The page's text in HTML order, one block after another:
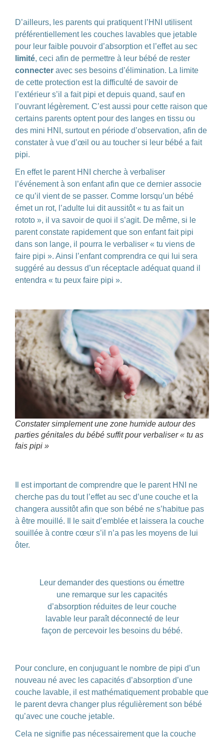
D’ailleurs, les parents qui pratiquent l’HNI utilisent
préférentiellement les couches lavables que jetable
pour leur faible pouvoir d’absorption et l’effet au sec
limité, ceci afin de permettre à leur bébé de rester
connecter avec ses besoins d’élimination. La limite
de cette protection est la difficulté de savoir de
l’extérieur s’il a fait pipi et depuis quand, sauf en
l’ouvrant légèrement. C’est aussi pour cette raison que
certains parents optent pour des langes en tissu ou
des mini HNI, surtout en période d’observation, afin de
constater à vue d’œil ou au toucher si leur bébé a fait
pipi.
En effet le parent HNI cherche à verbaliser
l’événement à son enfant afin que ce dernier associe
ce qu’il vient de se passer. Comme lorsqu’un bébé
émet un rot, l’adulte lui dit aussitôt « tu as fait un
rototo », il va savoir de quoi il s’agit. De même, si le
parent constate rapidement que son enfant fait pipi
dans son lange, il pourra le verbaliser « tu viens de
faire pipi ». Ainsi l’enfant comprendra ce qui lui sera
suggéré au dessus d’un réceptacle adéquat quand il
entendra « tu peux faire pipi ».
Constater simplement une zone humide autour des
parties génitales du bébé suffit pour verbaliser « tu as
fais pipi »
Il est important de comprendre que le parent HNI ne
cherche pas du tout l’effet au sec d’une couche et la
changera aussitôt afin que son bébé ne s’habitue pas
à être mouillé. Il le sait d’emblée et laissera la couche
souillée à contre cœur s’il n’a pas les moyens de lui
ôter.
Leur demander des questions ou émettre
une remarque sur les capacités
d’absorption réduites de leur couche
lavable leur paraît déconnecté de leur
façon de percevoir les besoins du bébé.
Pour conclure, en conjuguant le nombre de pipi d’un
nouveau né avec les capacités d’absorption d’une
couche lavable, il est mathématiquement probable que
le parent devra changer plus régulièrement son bébé
qu’avec une couche jetable.
Cela ne signifie pas nécessairement que la couche